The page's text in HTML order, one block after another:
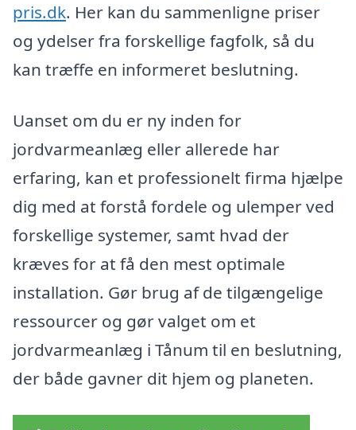
pris.dk. Her kan du sammenligne priser
og ydelser fra forskellige fagfolk, så du
kan træffe en informeret beslutning.
Uanset om du er ny inden for
jordvarmeanlæg eller allerede har
erfaring, kan et professionelt firma hjælpe
dig med at forstå fordele og ulemper ved
forskellige systemer, samt hvad der
kræves for at få den mest optimale
installation. Gør brug af de tilgængelige
ressourcer og gør valget om et
jordvarmeanlæg i Tånum til en beslutning,
der både gavner dit hjem og planeten.